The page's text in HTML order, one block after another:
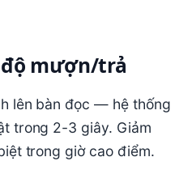
độ mượn/trả
lên bàn đọc — hệ thống
trong 2-3 giây. Giảm
trong giờ cao điểm.